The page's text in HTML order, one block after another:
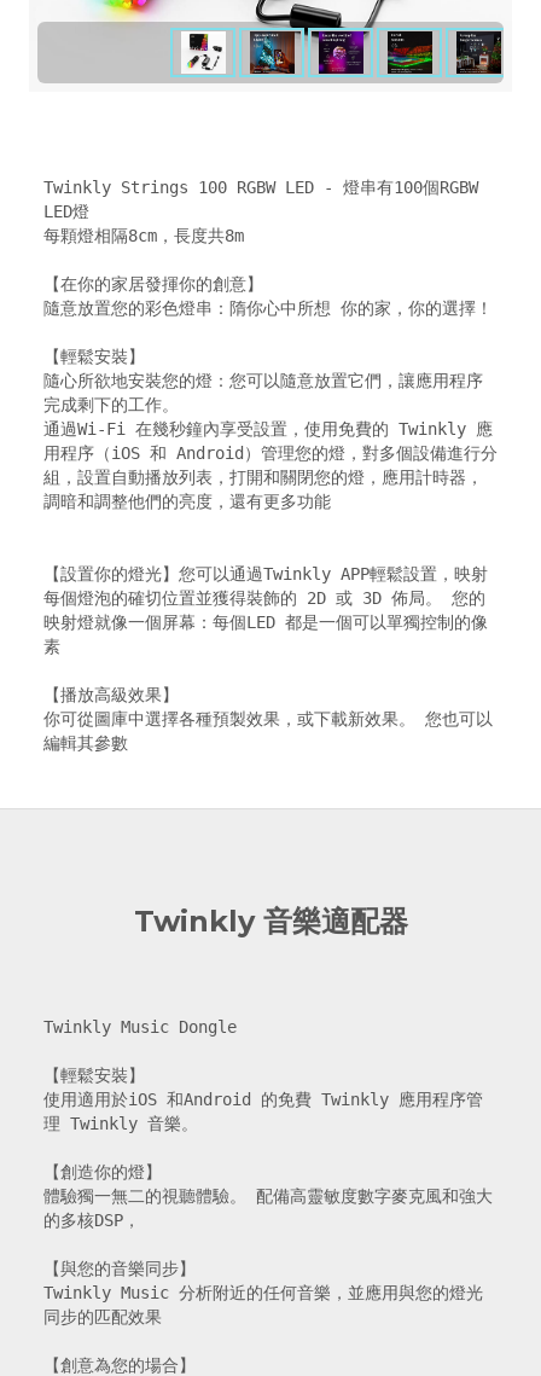
Twinkly Strings 100 RGBW LED - 燈串有100個RGBW
LED燈
每顆燈相隔8cm，長度共8m
【在你的家居發揮你的創意】
隨意放置您的彩色燈串：隋你心中所想 你的家，你的選擇！
【輕鬆安裝】
隨心所欲地安裝您的燈：您可以隨意放置它們，讓應用程序
完成剩下的工作。
通過Wi-Fi 在幾秒鐘內享受設置，使用免費的 Twinkly 應
用程序（iOS 和 Android）管理您的燈，對多個設備進行分
組，設置自動播放列表，打開和關閉您的燈，應用計時器，
調暗和調整他們的亮度，還有更多功能
【設置你的燈光】您可以通過Twinkly APP輕鬆設置，映射
每個燈泡的確切位置並獲得裝飾的 2D 或 3D 佈局。 您的
映射燈就像一個屏幕：每個LED 都是一個可以單獨控制的像
素
【播放高級效果】
你可從圖庫中選擇各種預製效果，或下載新效果。 您也可以
編輯其參數
Twinkly 音樂適配器
Twinkly Music Dongle
【輕鬆安裝】
使用適用於iOS 和Android 的免費 Twinkly 應用程序管
理 Twinkly 音樂。
【創造你的燈】
體驗獨一無二的視聽體驗。 配備高靈敏度數字麥克風和強大
的多核DSP，
【與您的音樂同步】
Twinkly Music 分析附近的任何音樂，並應用與您的燈光
同步的匹配效果
【創意為您的場合】